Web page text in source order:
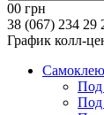
00 грн
38 (067) 234 29
График колл-
Под
Под